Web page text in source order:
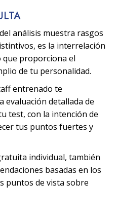
análisis muestra rasgos
es la interrelación
que proporciona el
de tu personalidad.
entrenado te
evaluación detallada de
test, con la intención de
tus puntos fuertes y
individual, también
basadas en los
puntos de vista sobre